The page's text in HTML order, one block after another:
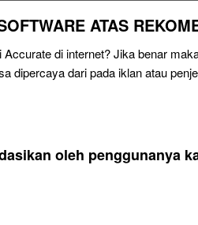
ATAS
di internet? Jika benar
dipercaya dari pada iklan atau
oleh penggunanya